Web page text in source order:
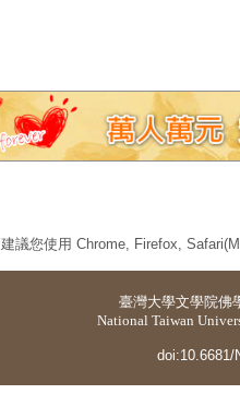
建議您使用 Chrome, Firefox,
臺灣大學文學院佛
National Taiwan
doi:10.6681/